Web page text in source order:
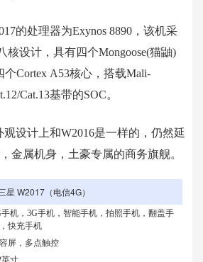
的处理器为Exynos 8890，该机采
核设计，具有四个Mongoose(猫鼬)
Cortex A53核心，搭载Mali-
Cat.13基带的SOC。
设计上和W2016是一样的 ，仍然延
金属机身，土豪专属的商务旗舰。
星 W2017（电信4G）
手机，3G手机，智能手机，拍照手机，翻盖手
快充手机
屏，多点触控
英寸